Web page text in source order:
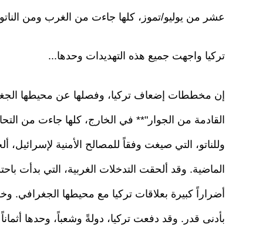
عشر من يوليو/تموز، كلها جاءت من الغرب ومن
تركيا واجهت جميع هذه التهديدات وحدها...
إن مخططات إضعاف تركيا، وفصلها عن محيطها
القادمة من الجوار"** في الخارج، كلها جاءت من
وللناتو، التي صيغت وفقاً للمصالح الأمنية لإسرائيل،
الماضية. وقد ألحقت التدخلات الغربية، التي بدأت
أضراراً كبيرة بعلاقات تركيا مع محيطها
بأدنى قدر. وقد دفعت تركيا، دولةً وشعباً، وحدها